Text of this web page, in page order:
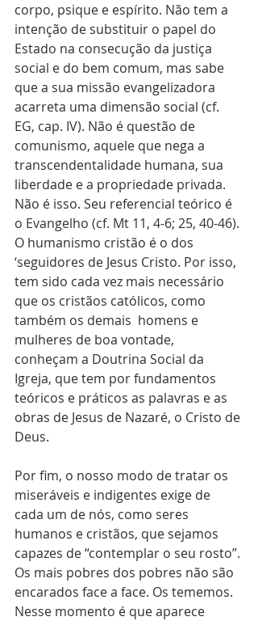
corpo, psique e espírito. Não tem a
intenção de substituir o papel do
Estado na consecução da justiça
social e do bem comum, mas sabe
que a sua missão evangelizadora
acarreta uma dimensão social (cf.
EG, cap. IV). Não é questão de
comunismo, aquele que nega a
transcendentalidade humana, sua
liberdade e a propriedade privada.
Não é isso. Seu referencial teórico é
o Evangelho (cf. Mt 11, 4-6; 25, 40-46).
O humanismo cristão é o dos
‘seguidores de Jesus Cristo. Por isso,
tem sido cada vez mais necessário
que os cristãos católicos, como
também os demais  homens e
mulheres de boa vontade,
conheçam a Doutrina Social da
Igreja, que tem por fundamentos
teóricos e práticos as palavras e as
obras de Jesus de Nazaré, o Cristo de
Deus.
Por fim, o nosso modo de tratar os
miseráveis e indigentes exige de
cada um de nós, como seres
humanos e cristãos, que sejamos
capazes de “contemplar o seu rosto”.
Os mais pobres dos pobres não são
encarados face a face. Os tememos.
Nesse momento é que aparece